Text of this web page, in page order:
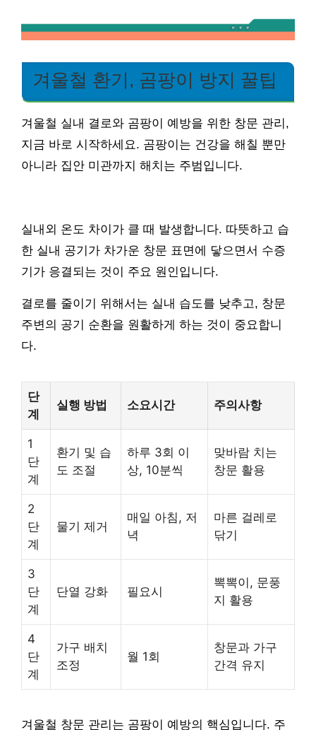
겨울철 환기, 곰팡이 방지 꿀팁
겨울철 실내 결로와 곰팡이 예방을 위한 창문 관리,
지금 바로 시작하세요. 곰팡이는 건강을 해칠 뿐만
아니라 집안 미관까지 해치는 주범입니다.
실내외 온도 차이가 클 때 발생합니다. 따뜻하고 습
한 실내 공기가 차가운 창문 표면에 닿으면서 수증
기가 응결되는 것이 주요 원인입니다.
결로를 줄이기 위해서는 실내 습도를 낮추고, 창문
주변의 공기 순환을 원활하게 하는 것이 중요합니
다.
단
계
실행 방법 소요시간 주의사항
1
단
계
환기 및 습
도 조절
하루 3회 이
상, 10분씩
맞바람 치는
창문 활용
2
단
계
물기 제거
매일 아침, 저
녁
마른 걸레로
닦기
3
단
계
단열 강화 필요시
뽁뽁이, 문풍
지 활용
4
단
계
가구 배치
조정
월 1회
창문과 가구
간격 유지
겨울철 창문 관리는 곰팡이 예방의 핵심입니다. 주